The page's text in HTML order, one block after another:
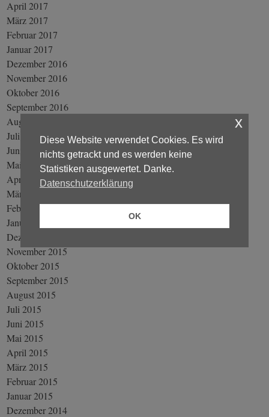
April 2017
März 2017
Februar 2017
Januar 2017
Dezember 2016
November 2016
Oktober 2016
September 2016
August 2016
Juli 2016
Juni 2016
Mai 2016
April 2016
März 2016
Februar 2016
Januar 2016
Dezember 2015
November 2015
Oktober 2015
September 2015
August 2015
Juli 2015
Juni 2015
Mai 2015
April 2015
März 2015
Februar 2015
Januar 2015
Dezember 2014
Diese Website verwendet Cookies. Es wird
nichts getrackt und es werden keine
Statistiken ausgewertet. Danke.
Datenschutzerklärung
OK
x